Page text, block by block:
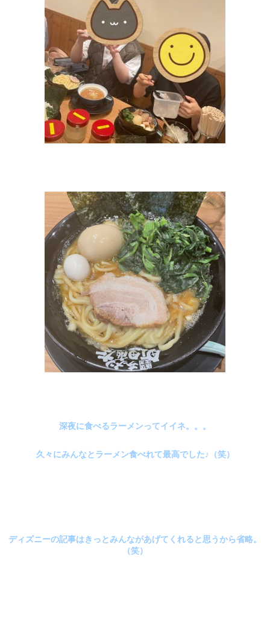
深夜に食べるラーメンってイイネ。。。
久々にみんなとラーメン食べれて最高でした♪（笑）
ディズニーの記事はきっとみんながあげてくれると思うから省略。
（笑）